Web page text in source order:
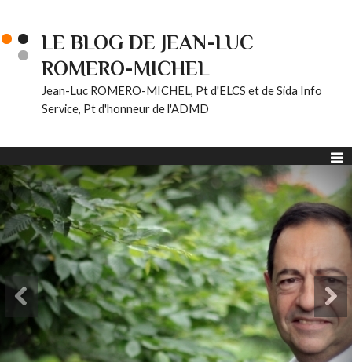
LE BLOG DE JEAN-LUC
ROMERO-MICHEL
Jean-Luc ROMERO-MICHEL, Pt d'ELCS et de Sida Info
Service, Pt d'honneur de l'ADMD